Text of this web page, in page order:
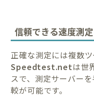
信頼できる速度測
正確な測定には複数ツ
Speedtest.netは世
スで、測定サーバー
較が可能です。